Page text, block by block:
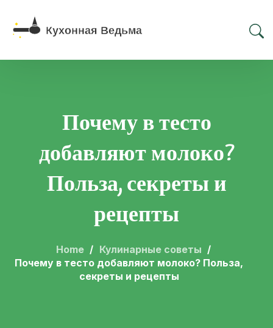
Почему в тесто
добавляют молоко?
Польза, секреты и
рецепты
Home
Кулинарные советы
Почему в тесто добавляют молоко? Польза,
секреты и рецепты